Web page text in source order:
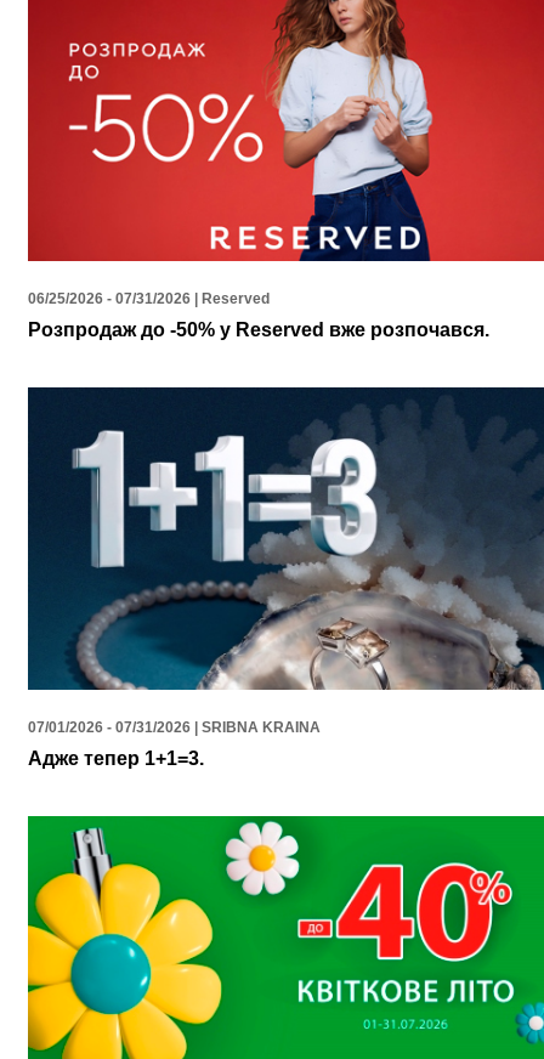
06/25/2026 - 07/31/2026 | Reserved
Розпродаж до -50% у Reserved вже розпочався.
07/01/2026 - 07/31/2026 | SRIBNA KRAINA
Адже тепер 1+1=3.